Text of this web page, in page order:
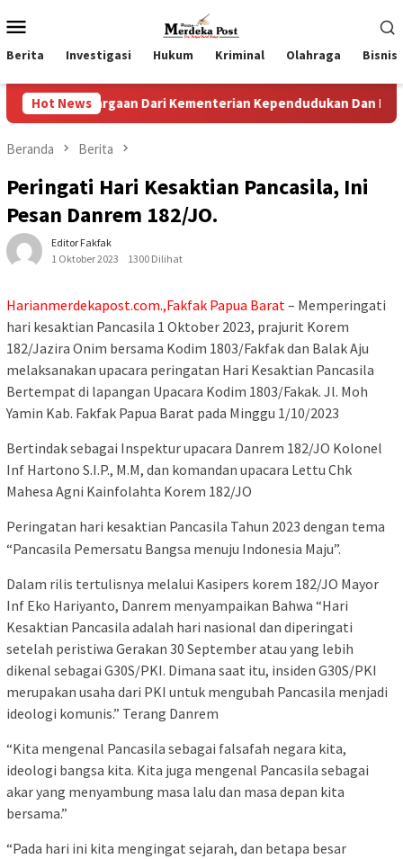
ke
kontenMobile
Berita Investigasi Hukum Kriminal Olahraga Bisnis
Hot NewsDari Kementerian Kependudukan Dan
Beranda Berita
Peringati Hari Kesaktian Pancasila, Ini
Pesan Danrem 182/JO.
Editor Fakfak
1 Oktober 2023
1300 Dilihat
Harianmerdekapost.com.,Fakfak Papua Barat– Memperingati
hari kesaktian Pancasila 1 Oktober 2023, prajurit Korem
182/Jazira Onim bersama Kodim 1803/Fakfak dan Balak Aju
melaksanakan upacara peringatan Hari Kesaktian Pancasila
Bertempat di lapangan Upacara Kodim 1803/Fakak. Jl. Moh
Yamin Kab. Fakfak Papua Barat pada Minggu 1/10/2023
Bertindak sebagai Inspektur upacara Danrem 182/JO Kolonel
Inf Hartono S.I.P., M.M, dan komandan upacara Lettu Chk
Mahesa Agni Kainfolahta Korem 182/JO
Peringatan hari kesaktian Pancasila Tahun 2023 dengan tema
“Pancasila Pemersatu Bangsa menuju Indonesia Maju”.
Dalam rilis tertulisnya melalui Kasipers korem 182/JO Mayor
Inf Eko Hariyanto, Danrem menyampaikan Bahwa “Hari
Kesaktian Pancasila adalah hari nasional dan diperingati
setelah peristiwa Gerakan 30 September atau yang lebih
dikenal sebagai G30S/PKI. Dimana saat itu, insiden G30S/PKI
merupakan usaha dari PKI untuk mengubah Pancasila menjadi
ideologi komunis.” Terang Danrem
“Kita mengenal Pancasila sebagai falsafah negara kita,
ideologi bangsa kita. Kita juga mengenal Pancasila sebagai
akar yang menyambung masa lalu dan masa depan kita
bersama.”
“Pada hari ini kita mengingat sejarah, dan betapa besar